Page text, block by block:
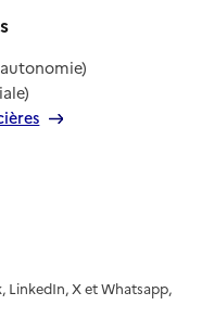
LinkedIn, X et Whatsapp,